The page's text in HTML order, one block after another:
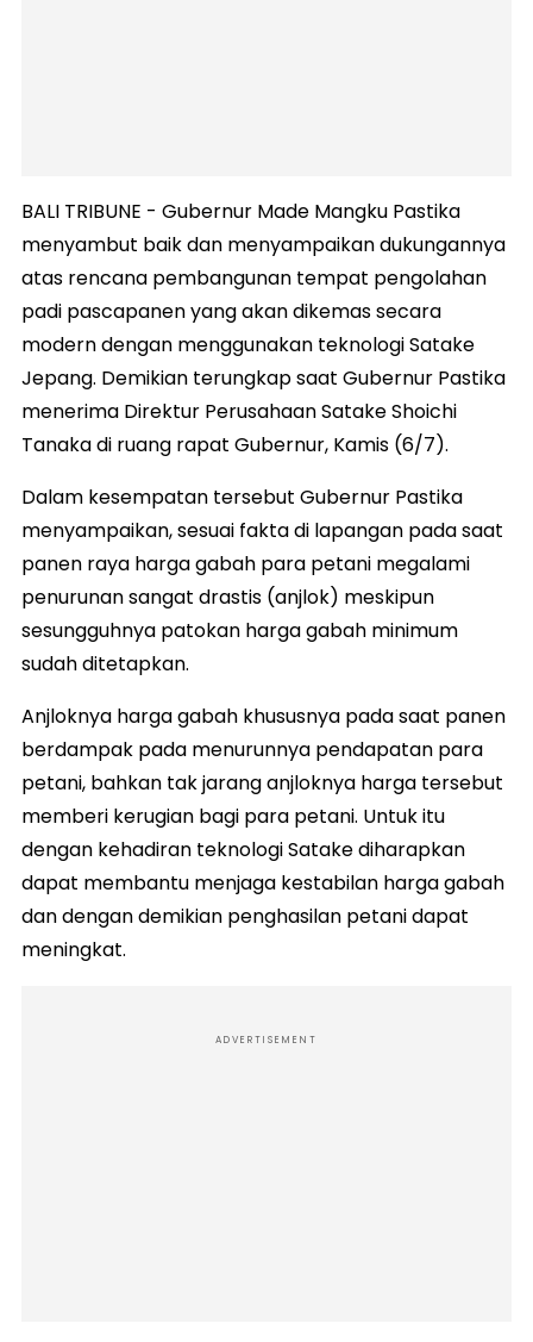
BALI TRIBUNE - Gubernur Made Mangku Pastika
menyambut baik dan menyampaikan dukungannya
atas rencana pembangunan tempat pengolahan
padi pascapanen yang akan dikemas secara
modern dengan menggunakan teknologi Satake
Jepang. Demikian terungkap saat Gubernur Pastika
menerima Direktur Perusahaan Satake Shoichi
Tanaka di ruang rapat Gubernur, Kamis (6/7).
Dalam kesempatan tersebut Gubernur Pastika
menyampaikan, sesuai fakta di lapangan pada saat
panen raya harga gabah para petani megalami
penurunan sangat drastis (anjlok) meskipun
sesungguhnya patokan harga gabah minimum
sudah ditetapkan.
Anjloknya harga gabah khususnya pada saat panen
berdampak pada menurunnya pendapatan para
petani, bahkan tak jarang anjloknya harga tersebut
memberi kerugian bagi para petani. Untuk itu
dengan kehadiran teknologi Satake diharapkan
dapat membantu menjaga kestabilan harga gabah
dan dengan demikian penghasilan petani dapat
meningkat.
ADVERTISEMENT